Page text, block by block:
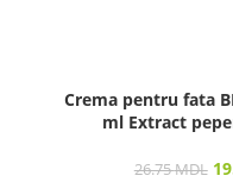
Crema pentru fata
ml Extract
26.75MDL